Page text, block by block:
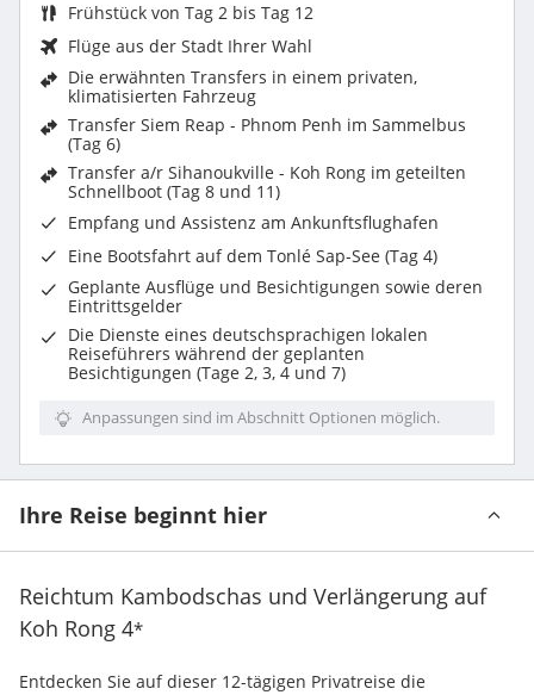
Frühstück von Tag 2 bis Tag 12
Flüge aus der Stadt Ihrer Wahl
Die erwähnten Transfers in einem privaten,
klimatisierten Fahrzeug
Transfer Siem Reap - Phnom Penh im Sammelbus
(Tag 6)
Transfer a/r Sihanoukville - Koh Rong im geteilten
Schnellboot (Tag 8 und 11)
Empfang und Assistenz am Ankunftsflughafen
Eine Bootsfahrt auf dem Tonlé Sap-See (Tag 4)
Geplante Ausflüge und Besichtigungen sowie deren
Eintrittsgelder
Die Dienste eines deutschsprachigen lokalen
Reiseführers während der geplanten
Besichtigungen (Tage 2, 3, 4 und 7)
Anpassungen sind im Abschnitt Optionen möglich.
Ihre Reise beginnt hier
Reichtum Kambodschas und Verlängerung auf
Koh Rong 4*
Entdecken Sie auf dieser 12-tägigen Privatreise die